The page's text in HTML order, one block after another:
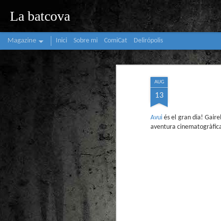
AUG
13
Avui és el gran dia!
aventura
La batcova
Magazine Inici Sobre mi ComiCat Delirópolis